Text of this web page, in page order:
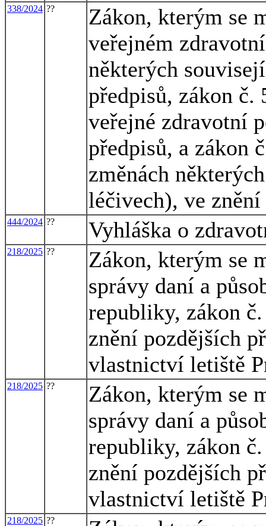
338/2024 ??
Zákon, kterým se
veřejném
některých
předpisů, zákon č.
veřejné zdravotní
předpisů, a zákon
změnách
léčivech), ve
444/2024 ?? Vyhláška o
218/2025 ??
Zákon, kterým se
správy daní a
republiky, zákon
znění pozdějších
vlastnictví letiště
218/2025 ??
Zákon, kterým se
správy daní a
republiky, zákon
znění pozdějších
vlastnictví letiště
218/2025 ??